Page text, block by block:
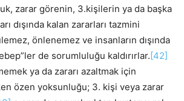
zarar görenin, 3.kişilerin ya da başka
dışında kalan zararları tazmini
önlenemez ve insanların dışında
de sorumluluğu kaldırırlar. [42]
ya da zararı azaltmak için
özen yoksunluğu; 3. kişi veya zarar